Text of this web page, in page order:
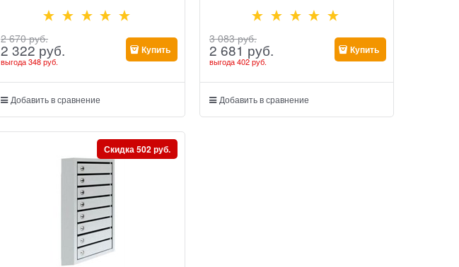
2 670 руб.
2 322 руб.
выгода348 руб.
Купить
Добавить в сравнение
3 083 руб.
2 681 руб.
выгода402 руб.
Купить
Добавить в сравнение
Скидка 502 руб.